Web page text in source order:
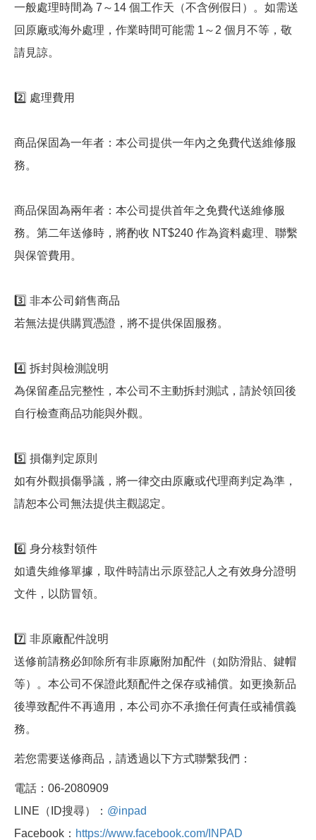
一般處理時間為 7～14 個工作天（不含例假日）。如需送
回原廠或海外處理，作業時間可能需 1～2 個月不等，敬
請見諒。
2️⃣ 處理費用
商品保固為一年者：本公司提供一年內之免費代送維修服
務。
商品保固為兩年者：本公司提供首年之免費代送維修服
務。第二年送修時，將酌收 NT$240 作為資料處理、聯繫
與保管費用。
3️⃣ 非本公司銷售商品
若無法提供購買憑證，將不提供保固服務。
4️⃣ 拆封與檢測說明
為保留產品完整性，本公司不主動拆封測試，請於領回後
自行檢查商品功能與外觀。
5️⃣ 損傷判定原則
如有外觀損傷爭議，將一律交由原廠或代理商判定為準，
請恕本公司無法提供主觀認定。
6️⃣ 身分核對領件
如遺失維修單據，取件時請出示原登記人之有效身分證明
文件，以防冒領。
7️⃣ 非原廠配件說明
送修前請務必卸除所有非原廠附加配件（如防滑貼、鍵帽
等）。本公司不保證此類配件之保存或補償。如更換新品
後導致配件不再適用，本公司亦不承擔任何責任或補償義
務。
若您需要送修商品，請透過以下方式聯繫我們：
電話：06-2080909
LINE（ID搜尋）： @inpad
Facebook： https://www.facebook.com/INPAD